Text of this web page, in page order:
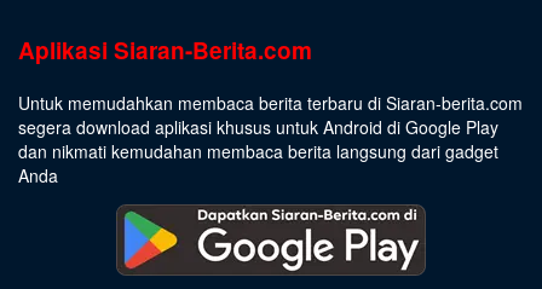
Aplikasi Siaran-Berita.com
Untuk memudahkan membaca berita terbaru di Siaran-berita.com
segera download aplikasi khusus untuk Android di Google Play
dan nikmati kemudahan membaca berita langsung dari gadget
Anda